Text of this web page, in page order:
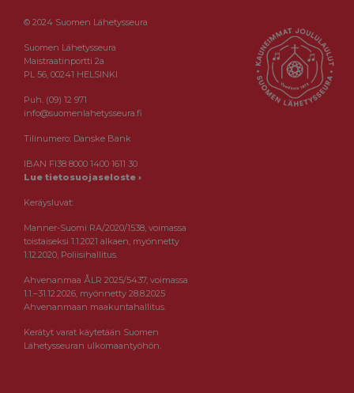
© 2024 Suomen Lähetysseura
Suomen Lähetysseura
Maistraatinportti 2a
PL 56, 00241 HELSINKI
Puh. (09) 12 971
info@suomenlahetysseura.fi
Tilinumero: Danske Bank
IBAN FI38 8000 1400 1611 30
Lue tietosuojaseloste ›
Keräysluvat:
Manner-Suomi RA/2020/1538, voimassa
toistaiseksi 1.1.2021 alkaen, myönnetty
1.12.2020, Poliisihallitus.
Ahvenanmaa ÅLR 2025/5437, voimassa
1.1.–31.12.2026, myönnetty 28.8.2025
Ahvenanmaan maakuntahallitus.
Kerätyt varat käytetään Suomen
Lähetysseuran ulkomaantyöhön.